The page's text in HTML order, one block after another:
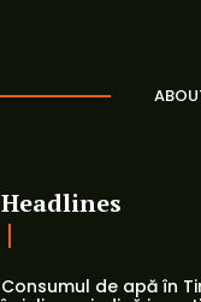
Headlines
Consumul de apă în